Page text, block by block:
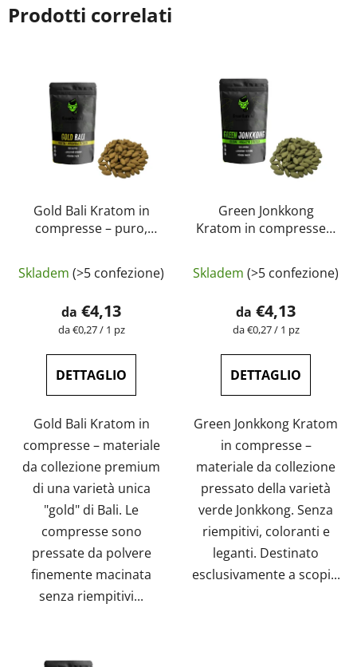
Prodotti correlati
Gold Bali Kratom in
compresse – puro,
laboratorio |
GreenGuru
Skladem (>5 confezione)
da €4,13
Prezzo
misura:
da €0,27 / 1 pz
DETTAGLIO
Gold Bali Kratom in
compresse – materiale
da collezione premium
di una varietà unica
"gold" di Bali. Le
compresse sono
pressate da polvere
finemente macinata
senza riempitivi...
Green Jonkkong
Kratom in compresse –
in laboratorio |
GreenGuruvalutazione
media
del
è
5
stelle.
Skladem (>5 confezione)
da €4,13
Prezzo
misura:
da €0,27 / 1 pz
DETTAGLIO
Green Jonkkong Kratom
in compresse –
materiale da collezione
pressato della varietà
verde Jonkkong. Senza
riempitivi, coloranti e
leganti. Destinato
esclusivamente a scopi...